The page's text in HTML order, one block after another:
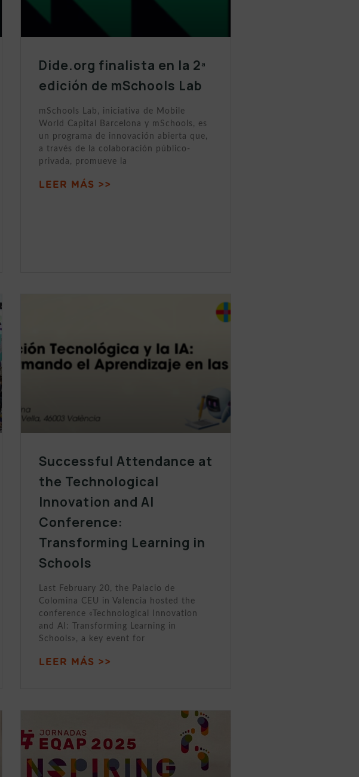
Dide.org finalista en la 2ª
edición de mSchools Lab
mSchools Lab, iniciativa de Mobile
World Capital Barcelona y mSchools, es
un programa de innovación abierta que,
a través de la colaboración público-
privada, promueve la
LEER MÁS >>
Successful Attendance at
the Technological
Innovation and AI
Conference:
Transforming Learning in
Schools
Last February 20, the Palacio de
Colomina CEU in Valencia hosted the
conference «Technological Innovation
and AI: Transforming Learning in
Schools», a key event for
LEER MÁS >>